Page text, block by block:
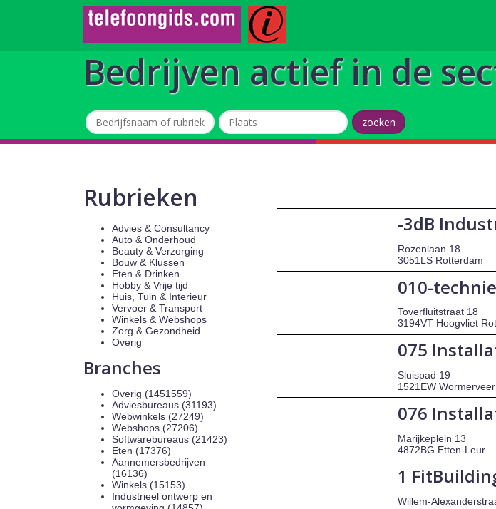
Bedrijven actief in de
Rubrieken
Advies & Consultancy
Auto & Onderhoud
Beauty & Verzorging
Bouw & Klussen
Eten & Drinken
Hobby & Vrije tijd
Huis, Tuin & Interieur
Vervoer & Transport
Winkels & Webshops
Zorg & Gezondheid
Overig
Branches
Overig (1451559)
Adviesbureaus (31193)
Webwinkels (27249)
Webshops (27206)
Softwarebureaus (21423)
Eten (17376)
Aannemersbedrijven
(16136)
Winkels (15153)
Industrieel ontwerp en
-3dB
Rozenlaan 18
3051LS Rotterdam
010-
Toverfluitstraat 18
3194VT Hoogvliet
075
Sluispad 19
1521EW Wormerveer
076
Marijkeplein 13
4872BG Etten-Leur
1
Willem-